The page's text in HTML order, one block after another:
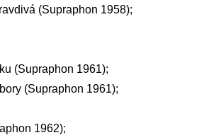
(Supraphon 1958);
(Supraphon 1961);
(Supraphon 1961);
1962);